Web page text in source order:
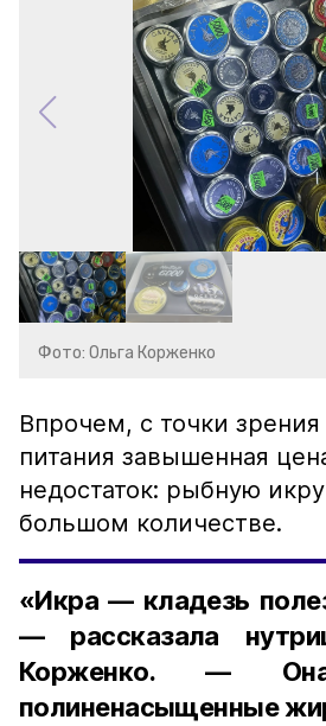
Фото: Ольга Корженко
Впрочем, с точки зрения
питания завышенная
недостаток: рыбную
большом количестве.
«Икра — кладезь
— рассказала
Корженко. —
полиненасыщенные